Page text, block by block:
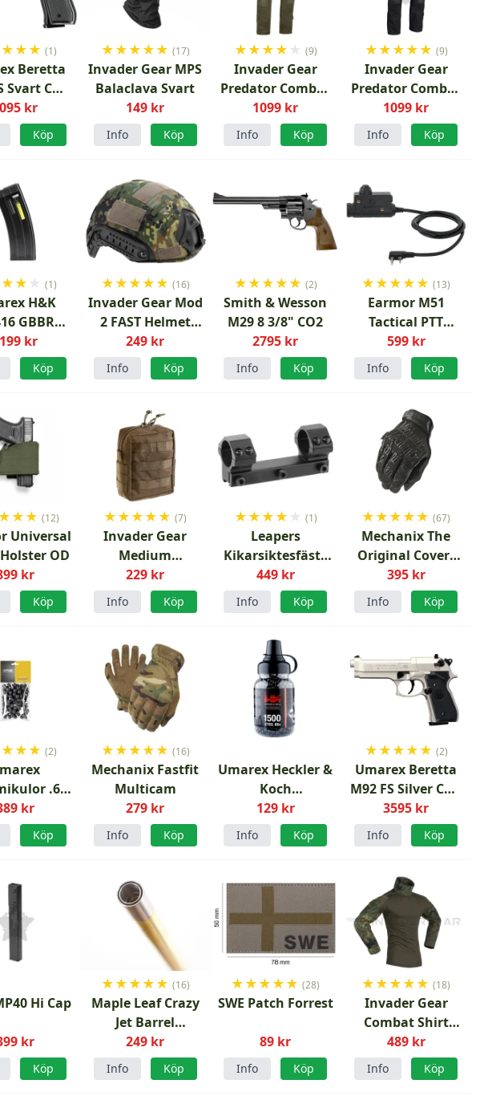
★★★ (1)
Beretta
Svart CO2
diabol
kr
Köp
★★★★★ (17)
Invader Gear MPS
Balaclava Svart
149 kr
Info Köp
★★★★ ★ (9)
Invader Gear
Predator Combat
Pants Ranger
Green
1099 kr
Info Köp
★★★★★ (9)
Invader Gear
Predator Combat
Pants Svart
1099 kr
Info Köp
★★ ★ (1)
H&K
GBBR
kr
Köp
★★★★★ (16)
Invader Gear Mod
2 FAST Helmet
Cover Flecktarn
249 kr
Info Köp
★★★★★ (2)
Smith & Wesson
M29 8 3/8" CO2
2795 kr
Info Köp
★★★★★ (13)
Earmor M51
Tactical PTT
Kenwood
599 kr
Info Köp
★★★ (12)
Universal
OD
kr
Köp
★★★★★ (7)
Invader Gear
Medium
Flerbruksficka
Ranger Green
229 kr
Info Köp
★★★★ ★ (1)
Leapers
Kikarsiktesfäste
25mm Medium 9-
11mm Rail
449 kr
Info Köp
★★★★★ (67)
Mechanix The
Original Covert
handskar
395 kr
Info Köp
★★★ (2)
.68
100pack
kr
Köp
★★★★★ (16)
Mechanix Fastfit
Multicam
279 kr
Info Köp
Umarex Heckler &
Koch
Stålrundkulor
4.5mm 1500st
Svarta
129 kr
Info Köp
★★★★★ (2)
Umarex Beretta
M92 FS Silver CO2
4.5mm Diabol
luftpistol
3595 kr
Info Köp
Hi Cap
kr
Köp
★★★★★ (16)
Maple Leaf Crazy
Jet Barrel
Precisionspipa
GBB
249 kr
Info Köp
★★★★★ (28)
SWE Patch Forrest
89 kr
Info Köp
★★★★★ (18)
Invader Gear
Combat Shirt
Flecktarn
489 kr
Info Köp